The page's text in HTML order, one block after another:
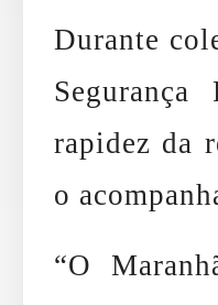
Durante
rapidez da
o
“O